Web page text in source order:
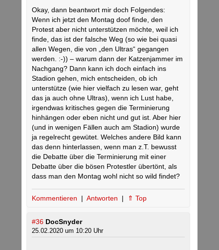
Okay, dann beantwort mir doch Folgendes:
Wenn ich jetzt den Montag doof finde, den
Protest aber nicht unterstützen möchte, weil ich
finde, das ist der falsche Weg (so wie bei quasi
allen Wegen, die von „den Ultras“ gegangen
werden. :-)) – warum dann der Katzenjammer im
Nachgang? Dann kann ich doch einfach ins
Stadion gehen, mich entscheiden, ob ich
unterstütze (wie hier vielfach zu lesen war, geht
das ja auch ohne Ultras), wenn ich Lust habe,
irgendwas kritisches gegen die Terminierung
hinhängen oder eben nicht und gut ist. Aber hier
(und in wenigen Fällen auch am Stadion) wurde
ja regelrecht gewütet. Welches andere Bild kann
das denn hinterlassen, wenn man z.T. bewusst
die Debatte über die Terminierung mit einer
Debatte über die bösen Protestler übertönt, als
dass man den Montag wohl nicht so wild findet?
Kommentieren | Antworten | ⇑ Top
#36 DocSnyder
25.02.2020 um 10:20 Uhr